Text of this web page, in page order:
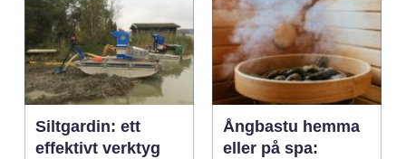
Siltgardin: ett
effektivt verktyg
Ångbastu hemma
eller på spa: